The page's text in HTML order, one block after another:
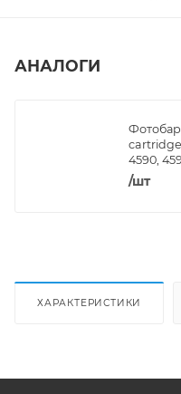
АНАЛОГИ
cartridge)
4590,
/шт
ХАРАКТЕРИСТИКИ